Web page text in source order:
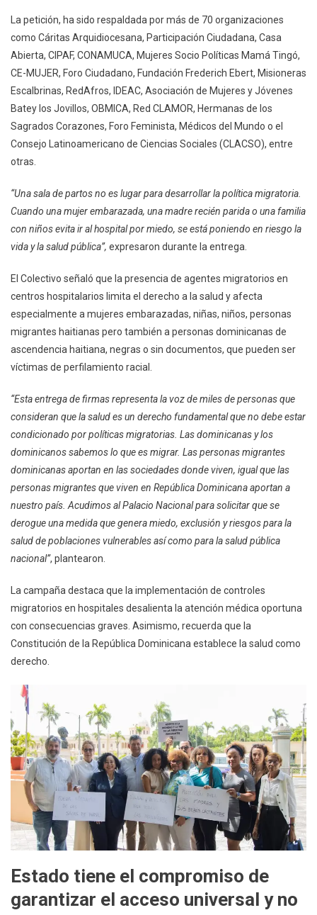
La petición, ha sido respaldada por más de 70 organizaciones
como Cáritas Arquidiocesana, Participación Ciudadana, Casa
Abierta, CIPAF, CONAMUCA, Mujeres Socio Políticas Mamá Tingó,
CE-MUJER, Foro Ciudadano, Fundación Frederich Ebert, Misioneras
Escalbrinas, RedAfros, IDEAC, Asociación de Mujeres y Jóvenes
Batey los Jovillos, OBMICA, Red CLAMOR, Hermanas de los
Sagrados Corazones, Foro Feminista, Médicos del Mundo o el
Consejo Latinoamericano de Ciencias Sociales (CLACSO), entre
otras.
“Una sala de partos no es lugar para desarrollar la política migratoria.
Cuando una mujer embarazada, una madre recién parida o una familia
con niños evita ir al hospital por miedo, se está poniendo en riesgo la
vida y la salud pública”, expresaron durante la entrega.
El Colectivo señaló que la presencia de agentes migratorios en
centros hospitalarios limita el derecho a la salud y afecta
especialmente a mujeres embarazadas, niñas, niños, personas
migrantes haitianas pero también a personas dominicanas de
ascendencia haitiana, negras o sin documentos, que pueden ser
víctimas de perfilamiento racial.
“Esta entrega de firmas representa la voz de miles de personas que
consideran que la salud es un derecho fundamental que no debe estar
condicionado por políticas migratorias. Las dominicanas y los
dominicanos sabemos lo que es migrar. Las personas migrantes
dominicanas aportan en las sociedades donde viven, igual que las
personas migrantes que viven en República Dominicana aportan a
nuestro país. Acudimos al Palacio Nacional para solicitar que se
derogue una medida que genera miedo, exclusión y riesgos para la
salud de poblaciones vulnerables así como para la salud pública
nacional”, plantearon.
La campaña destaca que la implementación de controles
migratorios en hospitales desalienta la atención médica oportuna
con consecuencias graves. Asimismo, recuerda que la
Constitución de la República Dominicana establece la salud como
derecho.
Estado tiene el compromiso de
garantizar el acceso universal y no